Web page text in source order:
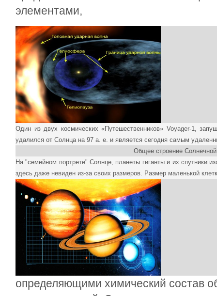
элементами,
Один из двух космических «Путешественников» Voyager-1,
удалился от Солнца на 97 а. е. и является сегодня самым
Общее строение
На "семейном портрете" Солнце, планеты гиганты и их спутники
здесь даже невиден из-за своих размеров. Размер маленькой
определяющими химический состав